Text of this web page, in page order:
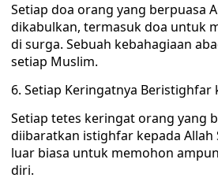
Setiap doa orang yang berpuasa
dikabulkan, termasuk doa untuk
di surga. Sebuah kebahagiaan
setiap Muslim.
6. Setiap Keringatnya Beristighfar
Setiap tetes keringat orang yang
diibaratkan istighfar kepada Allah
luar biasa untuk memohon
diri.